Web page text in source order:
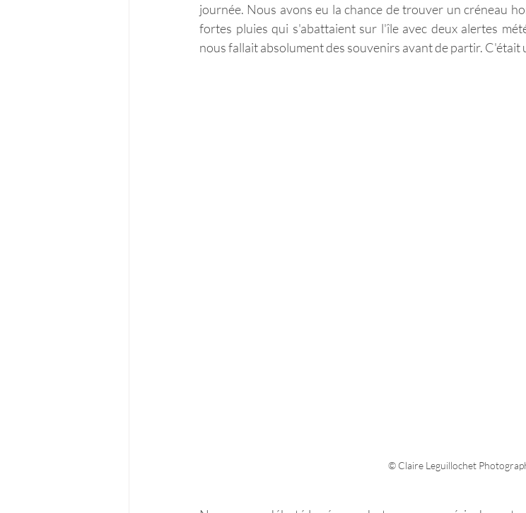
journée. Nous avons eu la chance de trouver un créneau
fortes pluies qui s'abattaient sur l'île avec deux alertes
nous fallait absolument des souvenirs avant de partir. C'était
© Claire Leguillochet